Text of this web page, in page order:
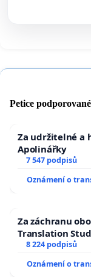
Petice
Za udržitelné a
Apolinářky
7 547 podpisů
Oznámení o
Za záchranu
Translation
University
8 224 podpisů
Oznámení o